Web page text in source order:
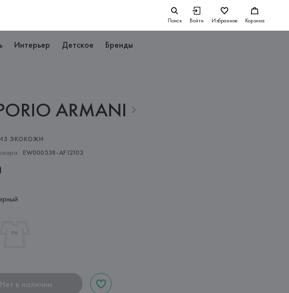
Поиск Войти Избранное Корзина
Интерьер Детское Бренды
ARMANI
экокожи
EW000538-AF12103
Нет в наличии